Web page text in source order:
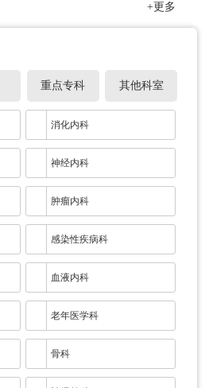
+更多
重点专科 其他科室
消化内科
神经内科
肿瘤内科
感染性疾病科
血液内科
老年医学科
骨科